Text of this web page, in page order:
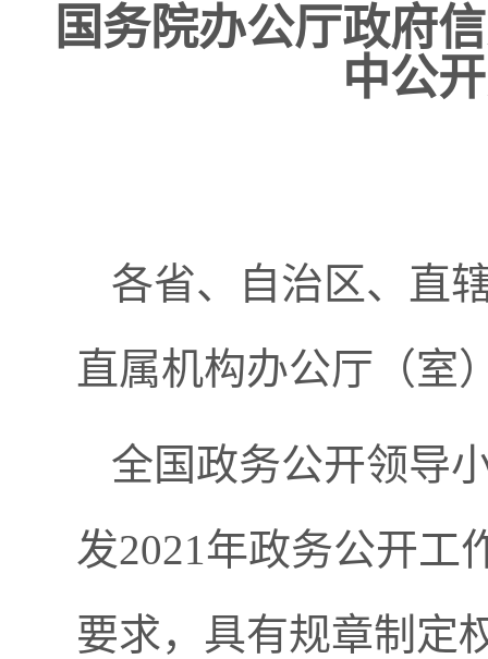
国务院办公厅政府
中公
各省、自治区、直
直属机构办公厅（室
全国政务公开领导
发2021年政务公开工
要求，具有规章制定